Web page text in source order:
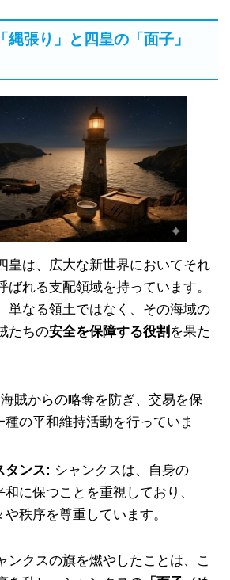
縄張り」と四皇の「面子」
皇は、広大な新世界においてそれ
ばれる支配領域を持っています。
単なる領土ではなく、その海域の
たちの安全を保障する役割 を果た
海賊からの略奪を防ぎ、交易を保
の平和維持活動を行っていま
タンス: シャンクスは、自身の
和に保つことを重視しており、
秩序を尊重しています。
ンクスの旗を燃やしたことは、こ